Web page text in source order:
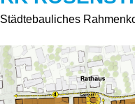
Städtebauliches